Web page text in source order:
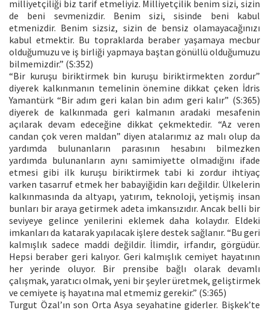
milliyetçiliği biz tarif etmeliyiz. Milliyetçilik benim sizi, sizin
de beni sevmenizdir. Benim sizi, sisinde beni kabul
etmenizdir. Benim sizsiz, sizin de bensiz olamayacağınızı
kabul etmektir. Bu topraklarda beraber yaşamaya mecbur
olduğumuzu ve iş birliği yapmaya baştan gönüllü olduğumuzu
bilmemizdir.” (S:352)
“Bir kuruşu biriktirmek bin kuruşu biriktirmekten zordur”
diyerek kalkınmanın temelinin önemine dikkat çeken İdris
Yamantürk “Bir adım geri kalan bin adım geri kalır” (S:365)
diyerek de kalkınmada geri kalmanın aradaki mesafenin
açılarak devam edeceğine dikkat çekmektedir. “Az veren
candan çok veren maldan” diyen atalarımız az malı olup da
yardımda bulunanların parasının hesabını bilmezken
yardımda bulunanların aynı samimiyette olmadığını ifade
etmesi gibi ilk kuruşu biriktirmek tabi ki zordur ihtiyaç
varken tasarruf etmek her babayiğidin karı değildir. Ülkelerin
kalkınmasında da altyapı, yatırım, teknoloji, yetişmiş insan
bunları bir araya getirmek adeta imkansızıdır. Ancak belli bir
seviyeye gelince yenilerini eklemek daha kolaydır. Eldeki
imkanları da katarak yapılacak işlere destek sağlanır. “Bu geri
kalmışlık sadece maddi değildir. İlimdir, irfandır, görgüdür.
Hepsi beraber geri kalıyor. Geri kalmışlık cemiyet hayatının
her yerinde oluyor. Bir prensibe bağlı olarak devamlı
çalışmak, yaratıcı olmak, yeni bir şeyler üretmek, geliştirmek
ve cemiyete iş hayatına mal etmemiz gerekir.” (S:365)
Turgut Özal’ın son Orta Asya seyahatine giderler. Bişkek’te